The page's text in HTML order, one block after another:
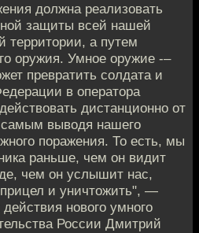
должна реализовать
защиты всей нашей
территории, а путем
оружия. Умное оружие -–
превратить солдата и
в оператора
дистанционно от
самым выводя нашего
поражения. То есть, мы
раньше, чем он видит
чем он услышит нас,
прицел и уничтожить", —
нового умного
России Дмитрий